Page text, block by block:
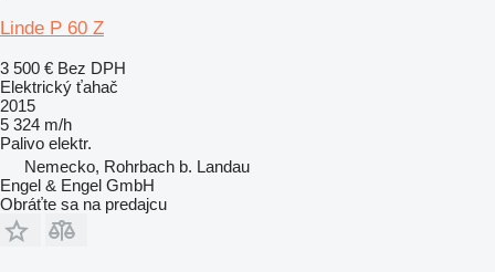
Linde P 60 Z
3 500 € Bez DPH
Elektrický ťahač
2015
5 324 m/h
Palivo elektr.
Nemecko, Rohrbach b. Landau
Engel & Engel GmbH
Obráťte sa na predajcu